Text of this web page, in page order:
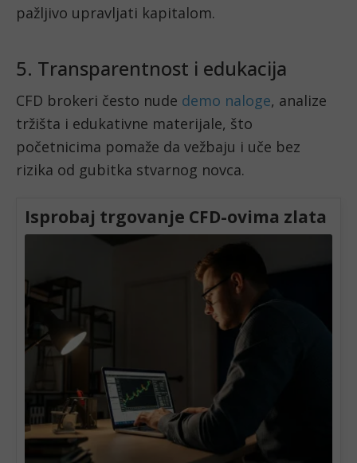
pažljivo upravljati kapitalom.
5. Transparentnost i edukacija
CFD brokeri često nude demo naloge, analize
tržišta i edukativne materijale, što
početnicima pomaže da vežbaju i uče bez
rizika od gubitka stvarnog novca.